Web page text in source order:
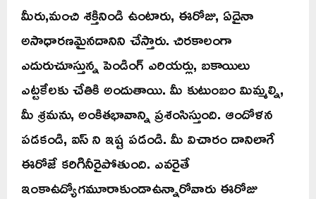
మీరు,మంచి శక్తినిండి ఉంటారు, ఈరోజు, ఏదైనా
అసాధారణమైనదానిని చేస్తారు. చిరకాలంగా
ఎదురుచూస్తున్న పెండింగ్ ఎరియర్లు, బకాయిలు
ఎట్టకేలకు చేతికి అందుతాయి. మీ కుటుంబం మిమ్మల్ని,
మీ శ్రమను, అంకితభావాన్ని ప్రశంసిస్తుంది. ఆందోళన
పడకండి, ఐస్ ని ఇష్ట పడండి. మీ విచారం దానిలాగే
ఈరోజే కరిగినీరైపోతుంది. ఎవరైతే
ఇంకాఉద్యోగమూరాకుండాఉన్నారోవారు ఈరోజు